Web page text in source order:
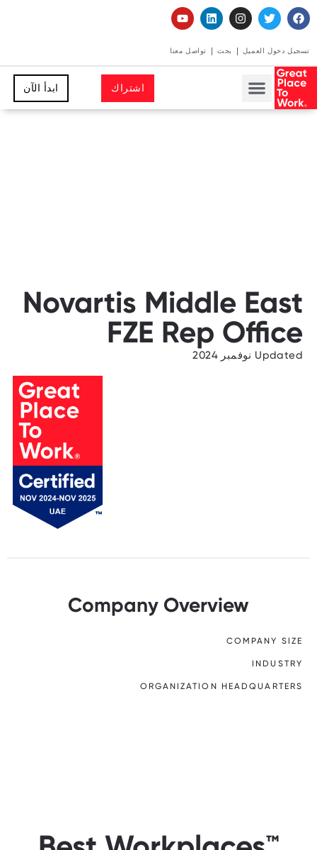
تسجيل دخول العميل بحث تواصل معنا
اشتراك ابدأ الآن
Novartis Middle East
FZE Rep Office
Updated نوفمبر 2024
Company Overview
COMPANY SIZE
INDUSTRY
ORGANIZATION HEADQUARTERS